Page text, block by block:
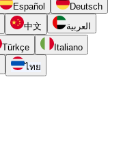
Español
Deutsch
中文 العربية
Türkçe
Italiano
ไทย